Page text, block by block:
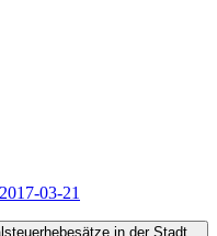
03-21
in der Stadt